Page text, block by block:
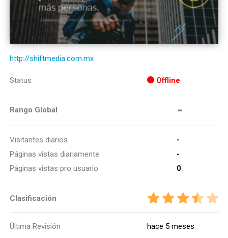
http://shiftmedia.com.mx
Status Offline
Rango Global -
Visitantes diarios
-
Páginas vistas diariamente
-
Páginas vistas pro usuario
0
Clasificación
Última Revisión hace 5 meses